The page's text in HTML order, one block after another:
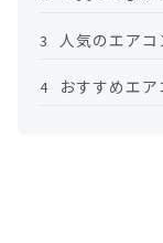
3 人気のエア
4 おすすめエ